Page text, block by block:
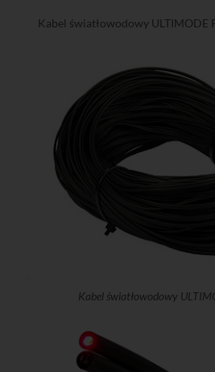
Kabel światłowodowy ULTIMODE
Kabel światłowodowy